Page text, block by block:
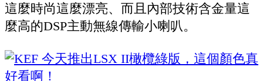
這麼時尚這麼漂亮、而且內部技術含金量這
麼高的DSP主動無線傳輸小喇叭。